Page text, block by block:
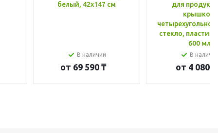
белый, 42x147 см
В наличии
от 69 590 ₸
для
крышкой,
стекло, пластик
600 мл
В
от 4 080 ₸